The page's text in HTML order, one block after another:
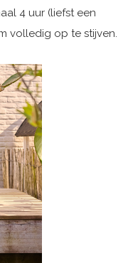
4 uur (liefst een
volledig op te stijven.